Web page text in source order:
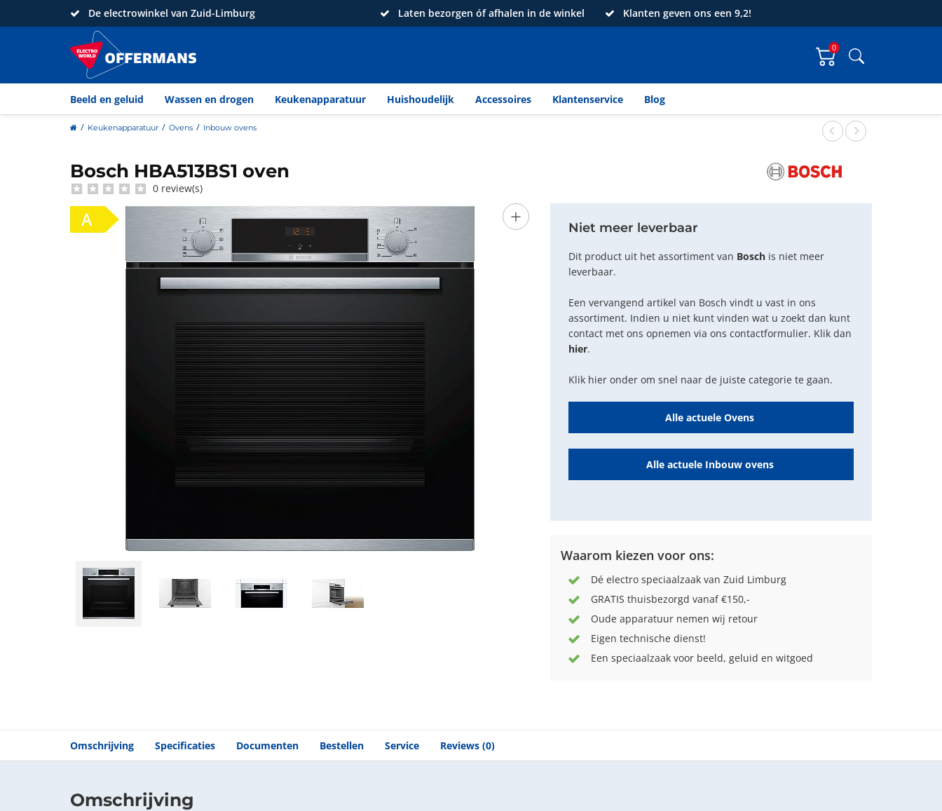
De electrowinkel van Zuid-Limburg Laten bezorgen óf afhalen in de winkel Klanten geven ons een 9,2!
0
Beeld en geluid Wassen en drogen Keukenapparatuur Huishoudelijk Accessoires Klantenservice Blog
homeKeukenapparatuur Ovens Inbouw ovens
Bosch
Bosch HBA513BS1 oven
0 review(s)
+
A Niet meer leverbaar
Dit product uit het assortiment van Boschis niet meer
leverbaar.
Een vervangend artikel van Bosch vindt u vast in ons
assortiment. Indien u niet kunt vinden wat u zoekt dan kunt
contact met ons opnemen via ons contactformulier. Klik dan
hier.
Klik hier onder om snel naar de juiste categorie te gaan.
Alle actuele Ovens
Alle actuele Inbouw ovens
Waarom kiezen voor ons:
Dé electro speciaalzaak van Zuid Limburg
GRATIS thuisbezorgd vanaf €150,-
Oude apparatuur nemen wij retour
Eigen technische dienst!
Een speciaalzaak voor beeld, geluid en witgoed
Omschrijving Specificaties Documenten Bestellen Service Reviews (0)
Omschrijving